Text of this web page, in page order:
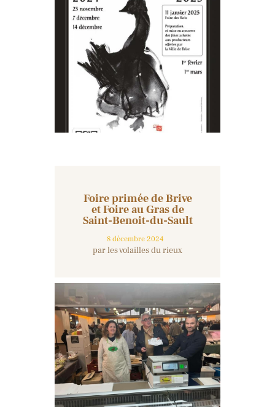
Foire primée de Brive
et Foire au Gras de
Saint-Benoit-du-Sault
8 décembre 2024
par les volailles du rieux